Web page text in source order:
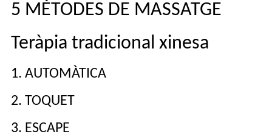
5 MÈTODES DE MASSATGE
Teràpia tradicional xinesa
1. AUTOMÀTICA
2. TOQUET
3. ESCAPE